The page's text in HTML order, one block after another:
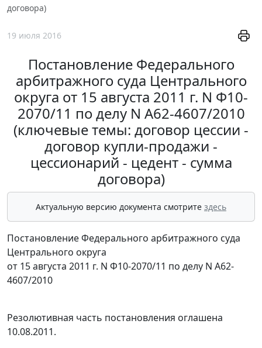
договора)
19 июля 2016
Постановление Федерального
арбитражного суда Центрального
округа от 15 августа 2011 г. N Ф10-
2070/11 по делу N А62-4607/2010
(ключевые темы: договор цессии -
договор купли-продажи -
цессионарий - цедент - сумма
договора)
Актуальную версию документа смотрите здесь
Постановление Федерального арбитражного суда
Центрального округа
от 15 августа 2011 г. N Ф10-2070/11 по делу N А62-
4607/2010
Резолютивная часть постановления оглашена
10.08.2011.